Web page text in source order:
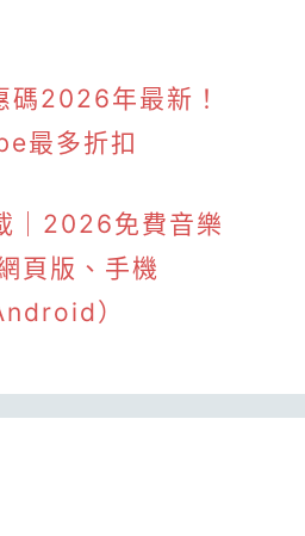
2026年最新！
最多折扣
｜2026免費音樂
頁版、手機
）